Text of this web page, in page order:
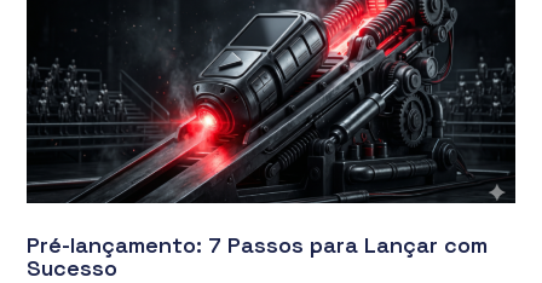
Pré-lançamento: 7 Passos para Lançar com
Sucesso